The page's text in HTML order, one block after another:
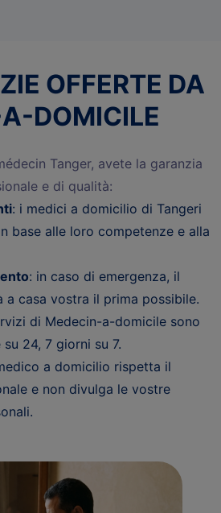
OFFERTE DA
DOMICILE
Tanger, avete la garanzia
e di qualità:
: i medici a domicilio di Tangeri
base alle loro competenze e alla
: in caso di emergenza, il
a casa vostra il prima possibile.
di Medecin-a-domicile sono
24, 7 giorni su 7.
a domicilio rispetta il
e non divulga le vostre